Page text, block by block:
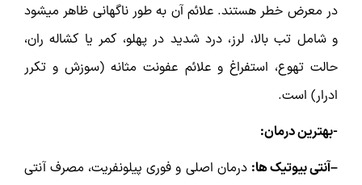
در معرض خطر هستند. علائم آن به طور ناگهانی ظاهر میشود
و شامل تب بالا، لرز، درد شدید در پهلو، کمر یا کشاله ران،
حالت تهوع، استفراغ و علائم عفونت مثانه (سوزش و تکرر
ادرار) است.
-بهترین درمان:
–آنتی بیوتیک ها: درمان اصلی و فوری پیلونفریت، مصرف آنتی